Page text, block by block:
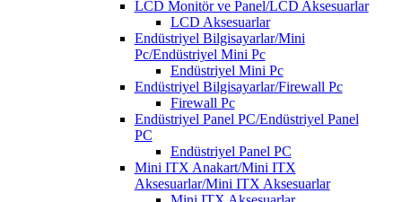
LCD Monitör ve Panel/LCD Aksesuarlar
LCD Aksesuarlar
Endüstriyel Bilgisayarlar/Mini
Pc/Endüstriyel Mini Pc
Endüstriyel Mini Pc
Endüstriyel Bilgisayarlar/Firewall Pc
Firewall Pc
Endüstriyel Panel PC/Endüstriyel Panel
PC
Endüstriyel Panel PC
Mini ITX Anakart/Mini ITX
Aksesuarlar/Mini ITX Aksesuarlar